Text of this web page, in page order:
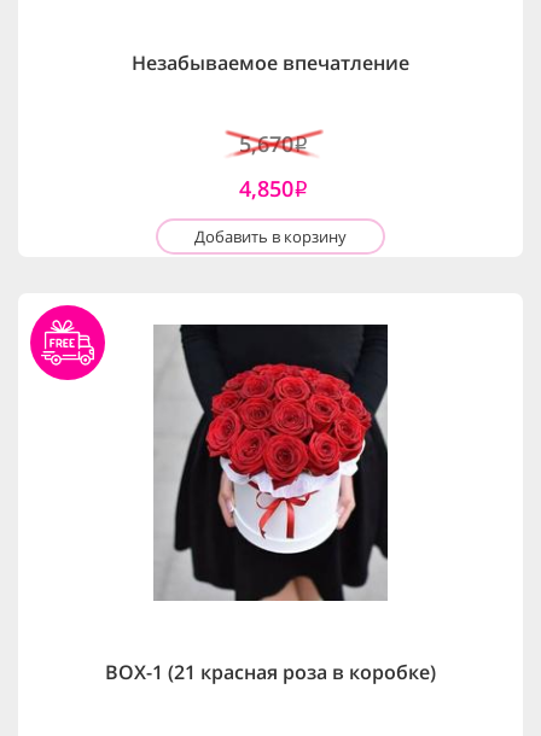
Незабываемое впечатление
5,670i
4,850i
Добавить в корзину
BOX-1 (21 красная роза в коробке)